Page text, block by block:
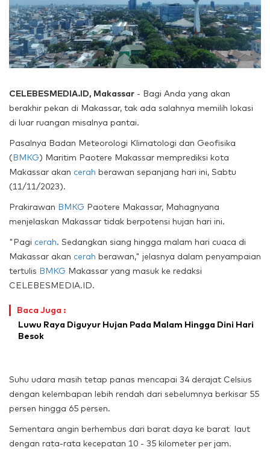
CELEBESMEDIA.ID, Makassar - Bagi Anda yang akan
berakhir pekan di Makassar, tak ada salahnya memilih lokasi
di luar ruangan misalnya pantai.
Pasalnya Badan Meteorologi Klimatologi dan Geofisika
(BMKG) Maritim Paotere Makassar memprediksi kota
Makassar akan cerah berawan sepanjang hari ini, Sabtu
(11/11/2023).
Prakirawan BMKG Paotere Makassar, Mahagnyana
menjelaskan Makassar tidak berpotensi hujan hari ini.
"Pagi cerah. Sedangkan siang hingga malam hari cuaca di
Makassar akan cerah berawan," jelasnya dalam penyampaian
tertulis BMKG Makassar yang masuk ke redaksi
CELEBESMEDIA.ID.
Baca Juga :
Luwu Raya Diguyur Hujan Pada Malam Hingga Dini Hari
Besok
Suhu udara masih tetap panas mencapai 34 derajat Celsius
dengan kelembapan lebih rendah dari sebelumnya berkisar 55
persen hingga 65 persen.
Sementara angin berhembus dari barat daya ke barat laut
dengan rata-rata kecepatan 10 - 35 kilometer per jam.